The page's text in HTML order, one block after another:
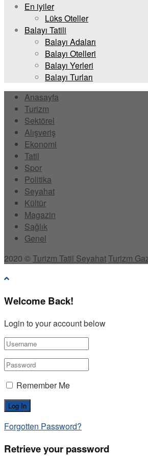
En iyiler
Lüks Oteller
Balayı Tatili
Balayı Adaları
Balayı Otelleri
Balayı Yerleri
Balayı Turları
Anasayfa
Turizm
Sektörel
Alışveriş
Ekonomi
Tatil
Spor
Politika
Seyahat
Kültür
Magazin
Sağlık
Genel
2020 ©Turizm Tatil SeyahatTurizm
Welcome Back!
Login to your account below
Remember Me
Forgotten Password?
Retrieve your password